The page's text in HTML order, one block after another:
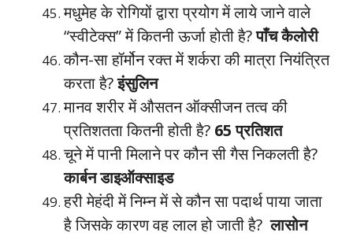
मधुमेह के रोगियों द्वारा प्रयोग में लाये जाने वाले
“स्वीटेक्स” में कितनी ऊर्जा होती है?पाँच कैलोरी
कौन-सा हॉर्मोन रक्त में शर्करा की मात्रा नियंत्रित
करता है?इंसुलिन
मानव शरीर में औसतन ऑक्सीजन तत्व की
प्रतिशतता कितनी होती है? 65 प्रतिशत
चूने में पानी मिलाने पर कौन सी गैस निकलती है?
कार्बन डाइऑक्साइड
हरी मेहंदी में निम्न में से कौन सा पदार्थ पाया जाता
है जिसके कारण वह लाल हो जाती है? लासोन